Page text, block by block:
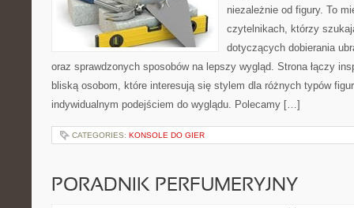
niezależnie od figury. To
czytelnikach, którzy
dotyczących dobierania
oraz sprawdzonych sposobów na lepszy wygląd. Strona łączy
bliską osobom, które interesują się stylem dla różnych typów
indywidualnym podejściem do wyglądu. Polecamy […]
CATEGORIES: KONSOLE DO GIER
PORADNIK PERFUMERYJNY